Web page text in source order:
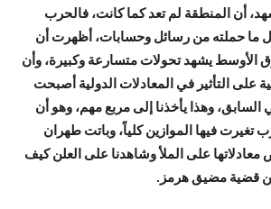
أن المنطقة لم تعد كما كانت، فالحرب
ما حملته من رسائل وحسابات، أظهرت أن
الأوسط يشهد تحولات متسارعة وكبيرة، وأن
على التأثير في المعادلات الدولية أصبحت
السابق، وهذا يأخذنا إلى مربع مهم، وهو أن
تغيرت فيها الموازين كلياً، وباتت طهران
على الملأ وشاهدنا على العلن كيف
قضية مضيق هرمز.